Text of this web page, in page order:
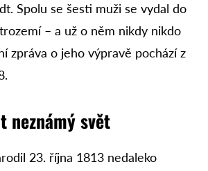
Spolu se šesti muži se vydal do
– a už o něm nikdy nikdo
zpráva o jeho výpravě pochází z
neznámý svět
23. října 1813 nedaleko